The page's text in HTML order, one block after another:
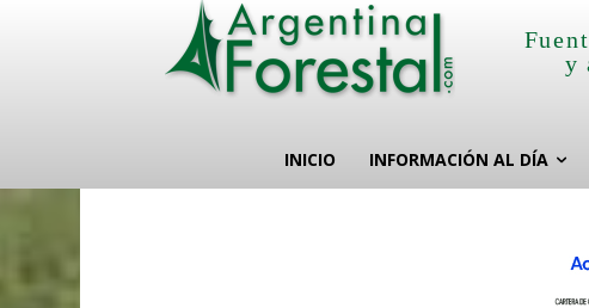
y
INICIO INFORMACIÓN AL DÍA